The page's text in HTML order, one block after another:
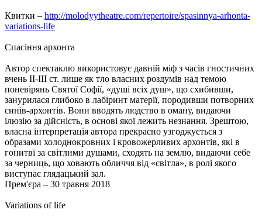
Квитки – http://molodyytheatre.com/repertoire/spasinnya-arhonta-
variations-life
Cпасіння архонта
Автор спектаклю використовує давній міф з часів гностичних
вчень ІІ-ІІІ ст. лише як тло власних роздумів над темою
поневірянь Святої Софії, «душі всіх душ», що схибивши,
занурилася глибоко в лабіринт матерії, породивши потворних
синів-архонтів. Вони вводять людство в оману, видаючи
ілюзію за дійсність, в основі якої лежить незнання. Зрештою,
власна інтерпретація автора прекрасно узгоджується з
образами холоднокровних і кровожерливих архонтів, які в
гонитві за світлими душами, сходять на землю, видаючи себе
за черниць, що ховають обличчя від «світла», в ролі якого
виступає глядацький зал.
Прем'єра – 30 травня 2018
Variations of life